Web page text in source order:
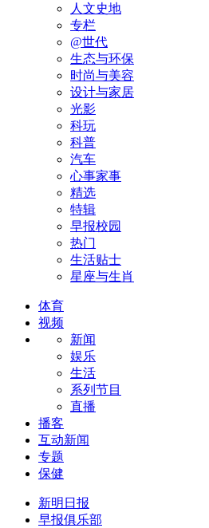
人文史地
专栏
@世代
生态与环保
时尚与美容
设计与家居
光影
科玩
科普
汽车
心事家事
精选
特辑
早报校园
热门
生活贴士
星座与生肖
体育
视频
新闻
娱乐
生活
系列节目
直播
播客
互动新闻
专题
保健
新明日报
早报俱乐部